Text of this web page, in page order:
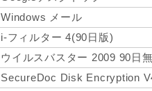
Windows メール
i-フィルター 4(90日版)
ウイルスバスター 2009 90日
SecureDoc Disk Encryption